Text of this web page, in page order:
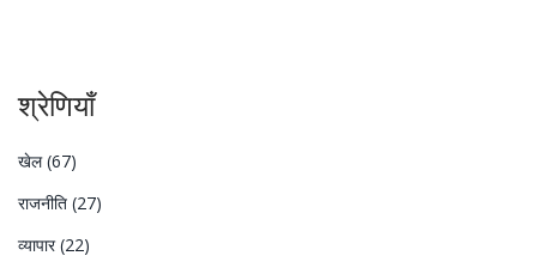
श्रेणियाँ
खेल(67)
राजनीति (27)
व्यापार(22)